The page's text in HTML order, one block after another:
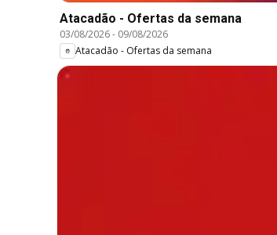
Atacadão - Ofertas da semana
03/08/2026- 09/08/2026
Atacadão - Ofertas da semana